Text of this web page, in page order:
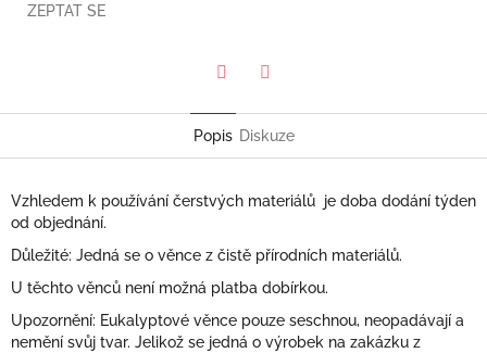
ZEPTAT SE
Popis Diskuze
Vzhledem k používání čerstvých materiálů je doba dodání týden
od objednání.
Důležité: Jedná se o věnce z čistě přírodních materiálů.
U těchto věnců není možná platba dobírkou.
Upozornění: Eukalyptové věnce pouze seschnou, neopadávají a
nemění svůj tvar. Jelikož se jedná o výrobek na zakázku z